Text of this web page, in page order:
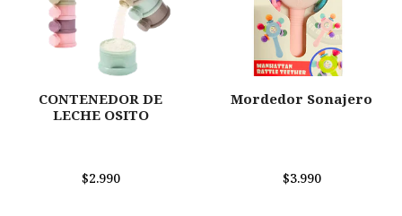
CONTENEDOR DE
LECHE OSITO
$2.990
Mordedor Sonajero
$3.990